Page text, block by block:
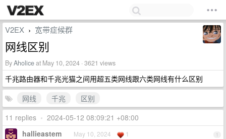
V2EX › 宽带症候群
网线区别
ByAholiceat May 10, 2024 · 3621 views
千兆路由器和千兆光猫之间用超五类网线跟六类网线有什么区别
网线
千兆
区别
11 replies • 2024-05-12 08:09:21 +08:00
1
hallieastem May 10, 2024 1